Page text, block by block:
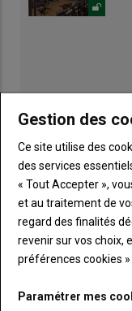
Gestion des
Ce site utilise des
des services
« Tout Accepter »,
et au traitement de
regard des finalités
revenir sur vos choix,
préférences cookies »
Paramétrer mes